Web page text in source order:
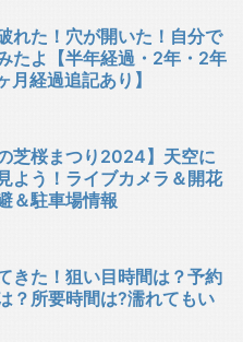
れた！穴が開いた！自分で
たよ【半年経過・2年・2年
経過追記あり】
芝桜まつり2024】天空に
よう！ライブカメラ＆開花
＆駐車場情報
きた！狙い目時間は？予約
？所要時間は?濡れてもい